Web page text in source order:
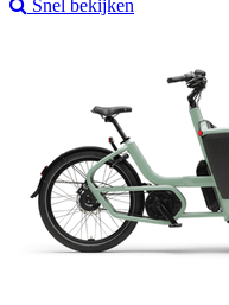
Snel bekijken